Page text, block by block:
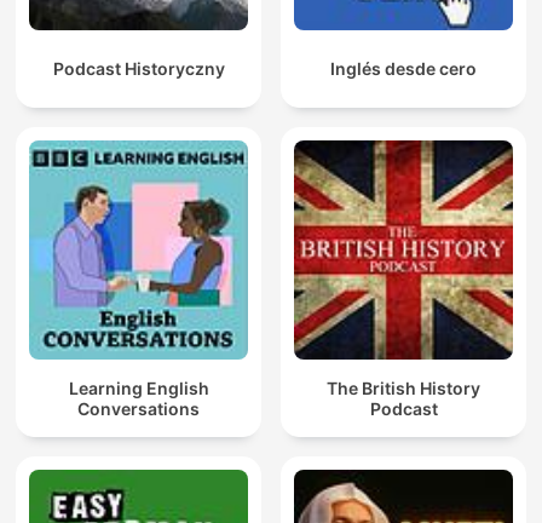
Podcast Historyczny Inglés desde cero
Learning English
Conversations
The British History
Podcast